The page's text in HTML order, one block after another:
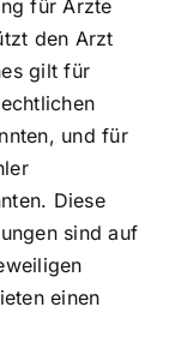
für Ärzte
den Arzt
gilt für
und für
Diese
sind auf
einen